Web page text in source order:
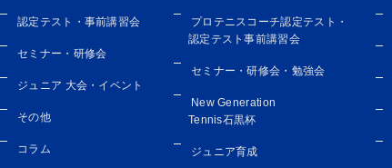
認定テスト・事前講習会
セミナー・研修会
ジュニア 大会・イベント
その他
コラム
プロテニスコーチ認定テスト・
認定テスト事前講習会
セミナー・研修会・勉強会
New Generation
Tennis石黒杯
ジュニア育成